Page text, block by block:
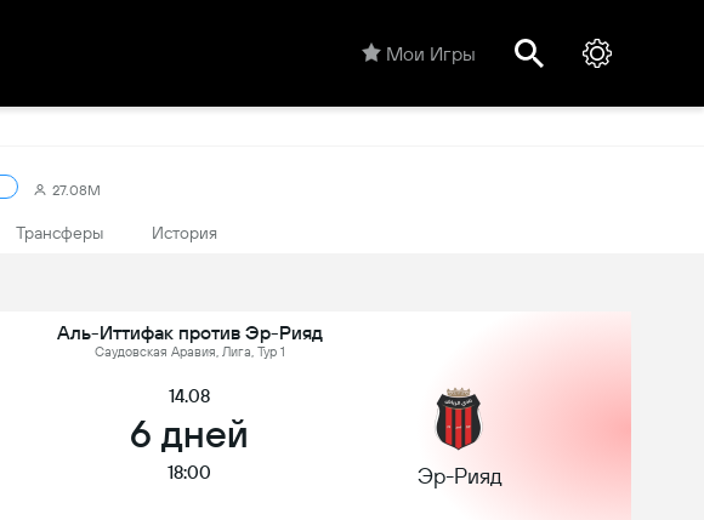
Мои Игры
27.08M
Трансферы История
Аль-Иттифак против Эр-Рияд
Саудовская Аравия, Лига, Тур 1
14.08
6 дней
18:00 Эр-Рияд